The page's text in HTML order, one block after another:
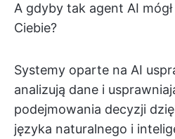
A gdyby tak agent AI
Ciebie?
Systemy oparte na AI
analizują dane i
podejmowania decyzji
języka naturalnego i